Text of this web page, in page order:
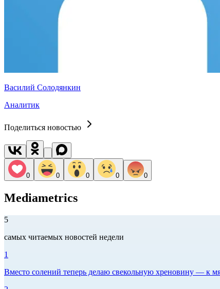
Василий Солодянкин
Аналитик
Поделиться новостью
0 0 0 0 0
Mediametrics
5
самых читаемых новостей недели
1
Вместо солений теперь делаю свекольную хреновину — к